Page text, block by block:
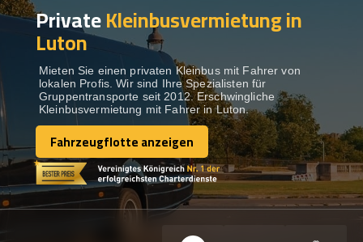
BUSVERMIETUNG Show dropdown
REISEZIELE
FLOTTE
KONTAKTIEREN SIE UNS
KONTAKTIEREN SIE UNS
PrivateKleinbusvermietung in
Luton
Mieten Sie einen privaten Kleinbus mit Fahrer von
lokalen Profis. Wir sind Ihre Spezialisten für
Gruppentransporte seit 2012. Erschwingliche
Kleinbusvermietung mit Fahrer in Luton.
Fahrzeugflotte anzeigen
Fahrzeugflotte anzeigen